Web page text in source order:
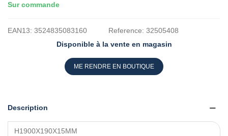
Sur commande
EAN13: 3524835083160 Reference: 32505408
Disponible à la vente en magasin
ME RENDRE EN BOUTIQUE
Description
H1900X190X15MM